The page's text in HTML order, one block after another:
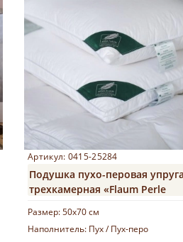
Артикул: 0415-25284
Подушка пухо-перовая
трехкамерная «Flaum Perle
Размер:50х70 см
Наполнитель: Пух / Пух-перо